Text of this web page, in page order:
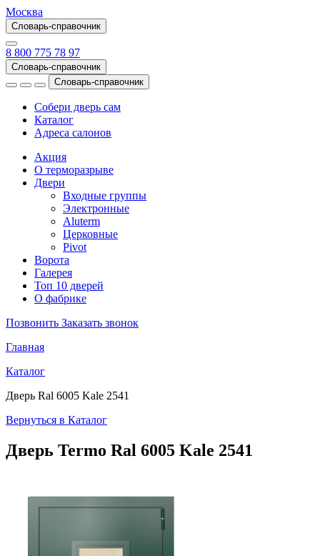
Москва
Словарь-справочник
8 800 775 78 97
Словарь-справочник
Словарь-справочник
Собери дверь сам
Каталог
Адреса салонов
Акция
О терморазрыве
Двери
Входные группы
Электронные
Aluterm
Церковные
Pivot
Ворота
Галерея
Топ 10 дверей
О фабрике
Позвонить Заказать звонок
Главная
Каталог
Дверь Ral 6005 Kale 2541
Вернуться в Каталог
Дверь Termo Ral 6005 Kale 2541